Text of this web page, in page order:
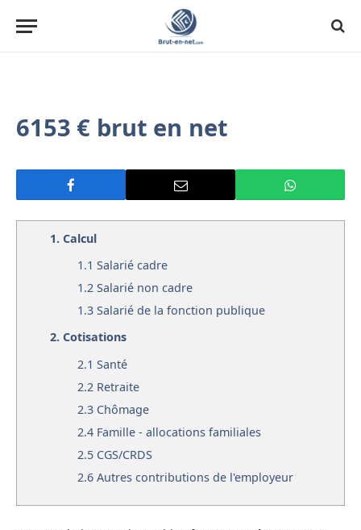
6153 € brut en net
1. Calcul
1.1 Salarié cadre
1.2 Salarié non cadre
1.3 Salarié de la fonction publique
2. Cotisations
2.1 Santé
2.2 Retraite
2.3 Chômage
2.4 Famille - allocations familiales
2.5 CGS/CRDS
2.6 Autres contributions de l'employeur